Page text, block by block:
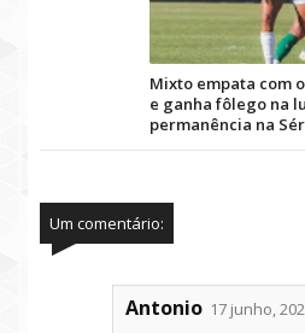
Mixto empata com
e ganha fôlego na
permanência na
Um comentário:
Antonio 17 junho,